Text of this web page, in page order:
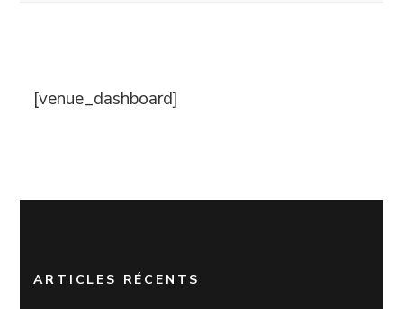
[venue_dashboard]
ARTICLES RÉCENTS